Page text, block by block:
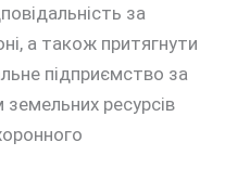
за
а також притягнути
підприємство за
ресурсів